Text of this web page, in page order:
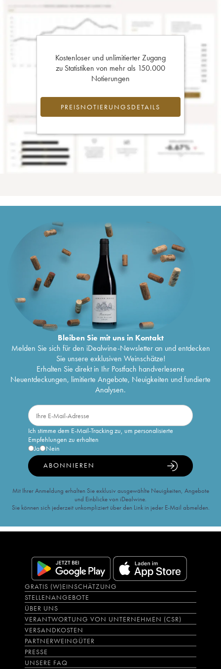
Kostenloser und unlimitierter Zugang
zu Statistiken von mehr als 150.000
Notierungen
PREISNOTIERUNGSDETAILS
Bleiben Sie mit uns in Kontakt
Melden Sie sich für den iDealwine-Newsletter an und entdecken
Sie unsere exklusiven Weinschätze!
Erhalten Sie direkt in Ihr Postfach handverlesene
Neuentdeckungen, limitierte Angebote, Neuigkeiten und fundierte
Analysen.
Ich stimme dem E-Mail-Tracking zu, um personalisierte
Empfehlungen zu erhalten
Ja
Nein
ABONNIEREN
Mit Ihrer Anmeldung erhalten Sie exklusiv ausgewählte Neuigkeiten, Angebote
und Einblicke von iDealwine.
Sie können sich jederzeit unkompliziert über den Link in jeder E-Mail abmelden.
GRATIS (W)EINSCHÄTZUNG
STELLENANGEBOTE
ÜBER UNS
VERANTWORTUNG VON UNTERNEHMEN (CSR)
VERSANDKOSTEN
PARTNERWEINGÜTER
PRESSE
UNSERE FAQ